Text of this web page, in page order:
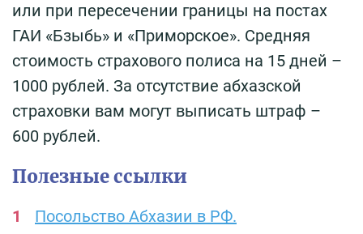
или при пересечении границы на постах
ГАИ «Бзыбь» и «Приморское». Средняя
стоимость страхового полиса на 15 дней –
1000 рублей. За отсутствие абхазской
страховки вам могут выписать штраф –
600 рублей.
Полезные ссылки
Посольство Абхазии в РФ.